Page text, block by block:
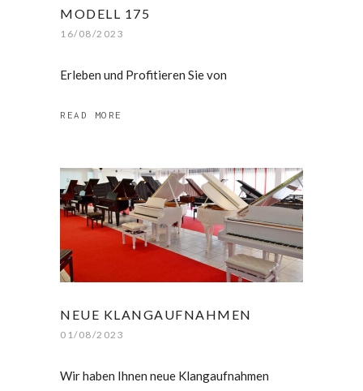
MODELL 175
16/08/2023
Erleben und Profitieren Sie von
READ MORE
NEUE KLANGAUFNAHMEN
01/08/2023
Wir haben Ihnen neue Klangaufnahmen